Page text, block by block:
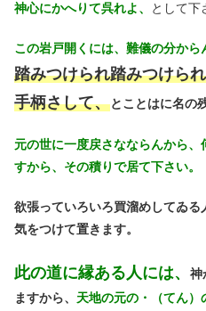
神心にかへりて呉れよ、
として下
この岩戸開くには、難儀の分から
踏みつけられ踏みつけら
手柄さして、とことはに名の
元の世に一度戻さなならんから
すから、その積りで居て下さい。
欲張っていろいろ買溜めしてゐる
気をつけて置きます。
此の道に縁ある人には、
神
ますから、 天地の元の・（てん）